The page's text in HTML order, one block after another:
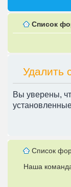
Список
Удалить
Вы уверены,
Список
Наша